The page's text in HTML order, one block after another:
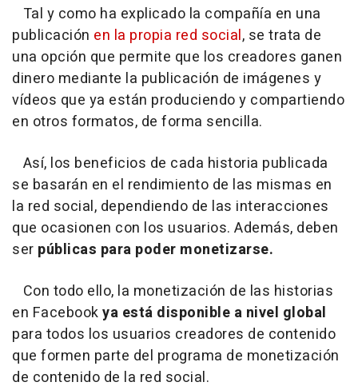
Tal y como ha explicado la compañía en una
publicación en la propia red social, se trata de
una opción que permite que los creadores ganen
dinero mediante la publicación de imágenes y
vídeos que ya están produciendo y compartiendo
en otros formatos, de forma sencilla.
Así, los beneficios de cada historia publicada
se basarán en el rendimiento de las mismas en
la red social, dependiendo de las interacciones
que ocasionen con los usuarios. Además, deben
ser públicas para poder monetizarse.
Con todo ello, la monetización de las historias
en Facebookya está disponible a nivel global
para todos los usuarios creadores de contenido
que formen parte del programa de monetización
de contenido de la red social.